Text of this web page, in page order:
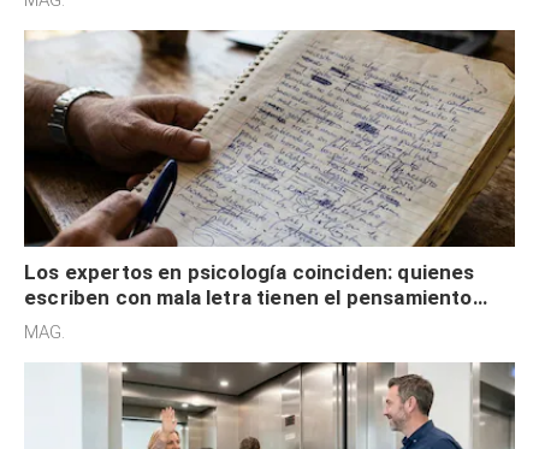
Los expertos en psicología coinciden: quienes
escriben con mala letra tienen el pensamiento
acelerado y no lo hacen por desinterés
MAG.